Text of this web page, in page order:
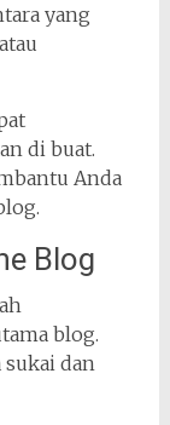
yang
di buat.
Anda
Blog
blog.
dan